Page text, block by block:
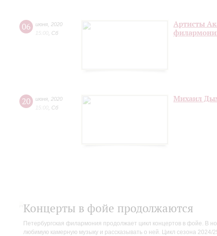
06 июня 2020
15:00 Сб
Артисты
20 июня 2020
15:00 Сб
Михаил
Концерты в фойе продолжаются
Петербургская филармония продолжает цикл концертов в фойе. В
любимую камерную музыку и рассказывать о ней. Цикл сезона